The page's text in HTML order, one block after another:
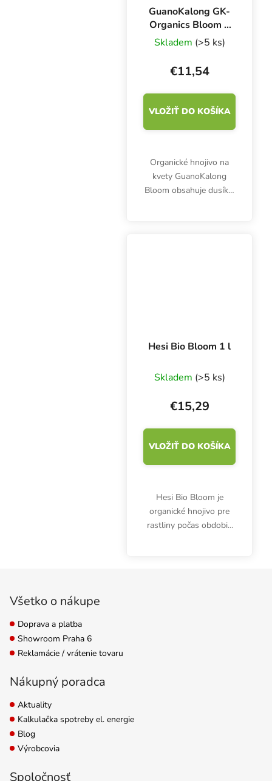
GuanoKalong GK-
Organics Bloom 1
l, základné hnojivo
pre kvety
Skladem (>5 ks)
€11,54
VLOŽIŤ DO KOŠÍKA
Organické hnojivo na
kvety GuanoKalong
Bloom obsahuje dusík a
Hesi Bio Bloom 1 l
Skladem (>5 ks)
€15,29
VLOŽIŤ DO KOŠÍKA
Hesi Bio Bloom je
organické hnojivo pre
rastliny počas obdobia
Všetko o nákupe
Doprava a platba
Showroom Praha 6
Reklamácie / vrátenie tovaru
Nákupný poradca
Aktuality
Kalkulačka spotreby el. energie
Blog
Výrobcovia
Spoločnosť